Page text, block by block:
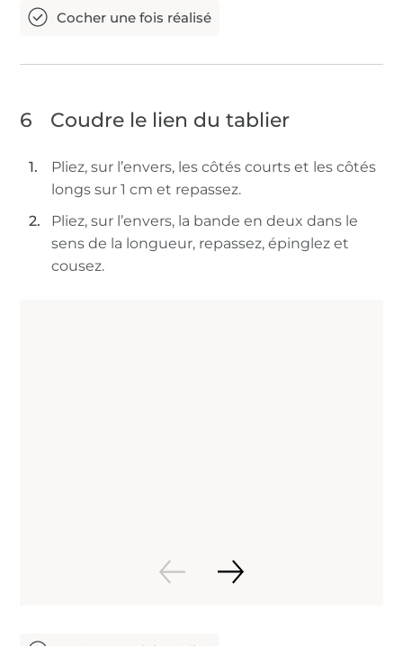
6 Coudre le lien du tablier
Pliez, sur l’envers, les côtés courts et les côtés
longs sur 1 cm et repassez.
Pliez, sur l’envers, la bande en deux dans le
sens de la longueur, repassez, épinglez et
cousez.